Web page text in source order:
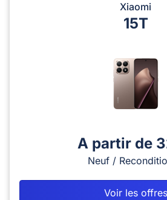
Xiaomi
15T
A partir de
Neuf /
Voir les offres